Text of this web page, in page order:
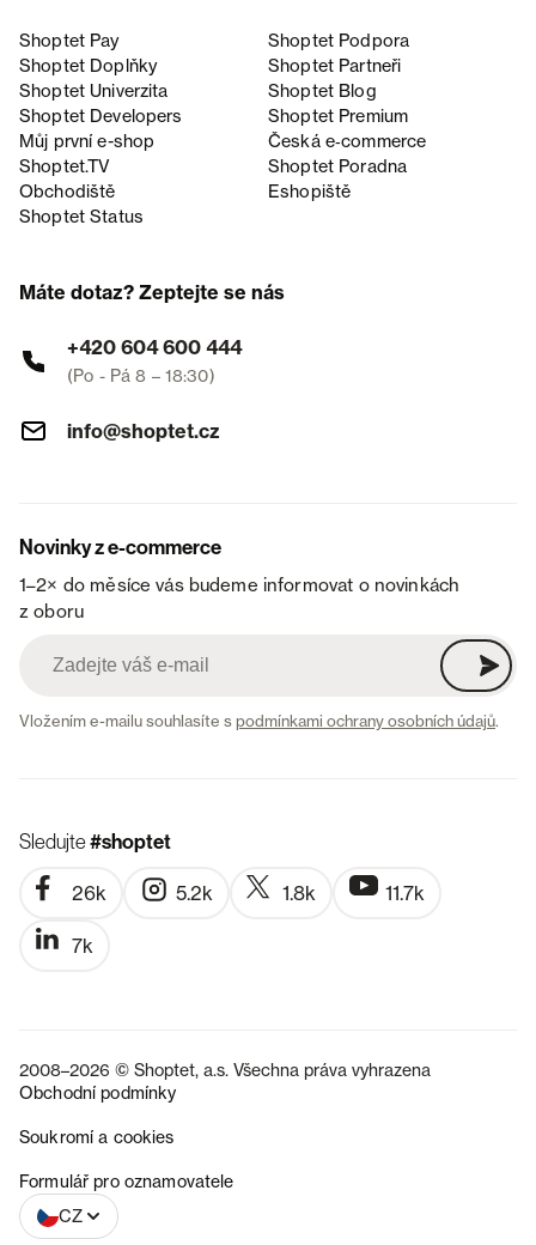
Shoptet Pay
Shoptet Podpora
Shoptet Doplňky
Shoptet Partneři
Shoptet Univerzita
Shoptet Blog
Shoptet Developers
Shoptet Premium
Můj první e-shop
Česká e‑commerce
Shoptet.TV
Shoptet Poradna
Obchodiště
Eshopiště
Shoptet Status
Máte dotaz? Zeptejte se nás
+420 604 600 444
(Po - Pá 8 – 18:30)
info@shoptet.cz
Novinky z e-commerce
1–2× do měsíce vás budeme informovat o novinkách
z oboru
Vložením e-mailu souhlasíte spodmínkami ochrany osobních údajů.
Sledujte#shoptet
26k 5.2k 1.8k 11.7k
7k
2008–2026 © Shoptet, a.s. Všechna práva vyhrazena
Obchodní podmínky
Soukromí a cookies
Formulář pro oznamovatele
CZ